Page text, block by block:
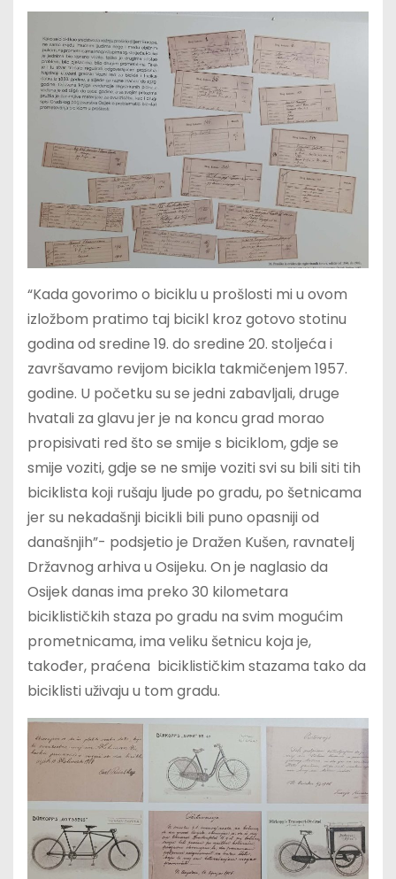
“Kada govorimo o biciklu u prošlosti mi u ovom
izložbom pratimo taj bicikl kroz gotovo stotinu
godina od sredine 19. do sredine 20. stoljeća i
završavamo revijom bicikla takmičenjem 1957.
godine. U početku su se jedni zabavljali, druge
hvatali za glavu jer je na koncu grad morao
propisivati red što se smije s biciklom, gdje se
smije voziti, gdje se ne smije voziti svi su bili siti tih
biciklista koji rušaju ljude po gradu, po šetnicama
jer su nekadašnji bicikli bili puno opasniji od
današnjih”- podsjetio je Dražen Kušen, ravnatelj
Državnog arhiva u Osijeku. On je naglasio da
Osijek danas ima preko 30 kilometara
biciklističkih staza po gradu na svim mogućim
prometnicama, ima veliku šetnicu koja je,
također, praćena biciklističkim stazama tako da
biciklisti uživaju u tom gradu.